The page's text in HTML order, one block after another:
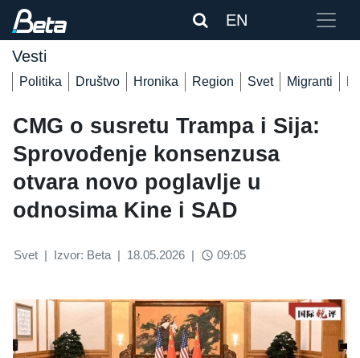
EN
Vesti
Politika Društvo Hronika Region Svet Migranti
CMG o susretu Trampa i Sija:
Sprovođenje konsenzusa
otvara novo poglavlje u
odnosima Kine i SAD
Svet | Izvor: Beta | 18.05.2026 | access_time 09:05